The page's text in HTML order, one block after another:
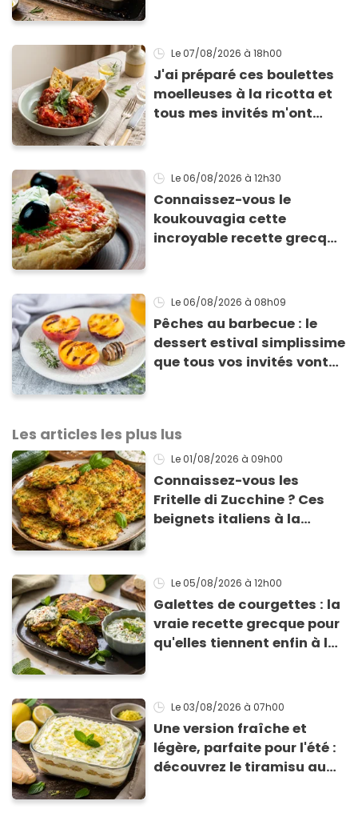
Le 07/08/2026 à 18h00
J'ai préparé ces boulettes
moelleuses à la ricotta et
tous mes invités m'ont
Le 06/08/2026 à 12h30
Connaissez-vous le
koukouvagia cette
incroyable recette grecque
Le 06/08/2026 à 08h09
Pêches au barbecue : le
dessert estival simplissime
que tous vos invités vont
Les articles les plus lus
Le 01/08/2026 à 09h00
Connaissez-vous les
Fritelle di Zucchine ? Ces
beignets italiens à la
Le 05/08/2026 à 12h00
Galettes de courgettes : la
vraie recette grecque pour
qu'elles tiennent enfin à la
Le 03/08/2026 à 07h00
Une version fraîche et
légère, parfaite pour l'été :
découvrez le tiramisu au